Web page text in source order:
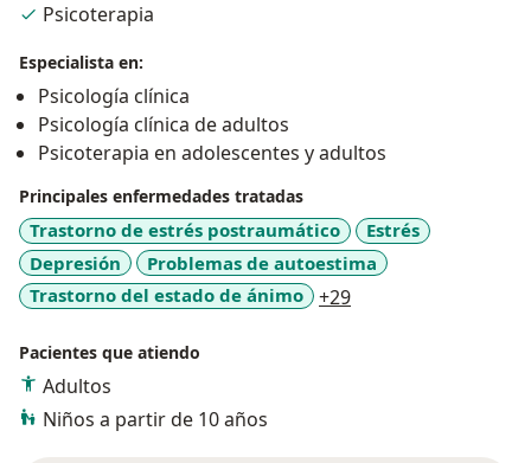
Me he formado en diferentes técnicas, de manera de
poder abordar la problemática desde distintas
miradas, siempre pensando en lo que es mejor para el
consultante, mi formación es en arteterapia y en
diferentes terapias alternativas como: sonoterapia;
danza terapia; alquimia del canto; imaginería; yoga de
la risa; sexualidad sagrada; meditación guiada;
respiración alba emoting; entre otras. Siendo el
objetivo de la terapia devolver el estado de bienestar y
equilibrio emocional, orientado a recuperar el poder
personal de quien consulta.
Las temáticas abordadas en consulta son trastornos
de ansiedad, trastornos de pánico, depresión, estrés,
abuso sexual, violencia de género, duelo, autoestima,
Psicoterapia
Especialista en:
Psicología clínica
Psicología clínica de adultos
Psicoterapia en adolescentes y adultos
Principales enfermedades tratadas
Trastorno de estrés postraumático
Estrés
Depresión
Problemas de autoestima
Trastorno del estado de ánimo
+29
Pacientes que atiendo
Adultos
Niños a partir de 10 años